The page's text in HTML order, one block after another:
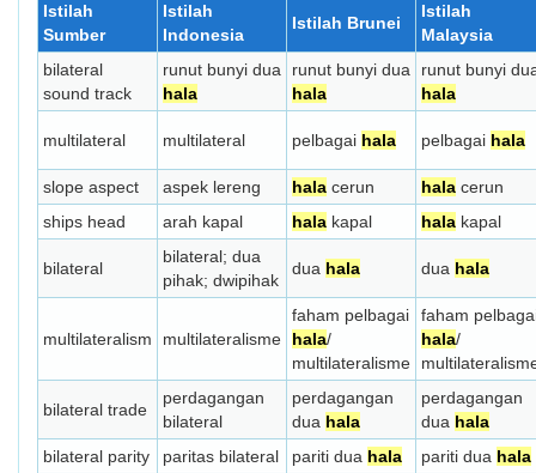
Istilah
Sumber
Istilah
Indonesia
Istilah Brunei
Istilah
Malaysia
bilateral
sound track
runut bunyi dua
hala
runut bunyi dua
hala
runut bunyi
hala
multilateral multilateral pelbagai hala pelbagai hala
slope aspect aspek lereng hala cerun hala cerun
ships head
arah kapal hala kapal hala kapal
bilateral
bilateral; dua
pihak; dwipihak
dua hala dua hala
multilateralism multilateralisme
faham pelbagai
hala/
multilateralisme
faham
hala/
bilateral trade
perdagangan
bilateral
perdagangan
dua hala
perdagangan
dua hala
bilateral parity
paritas bilateral pariti dua hala pariti dua hala